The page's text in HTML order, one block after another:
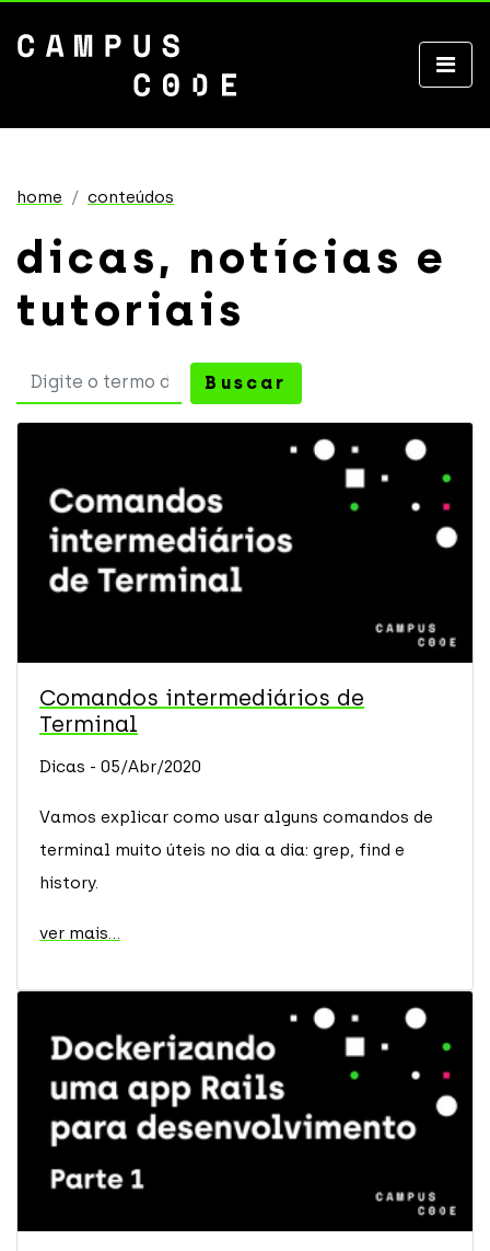
home conteúdos
dicas, notícias e
tutoriais
Buscar
Comandos intermediários de
Terminal
Dicas - 05/Abr/2020
Vamos explicar como usar alguns comandos de
terminal muito úteis no dia a dia: grep, find e
history.
ver mais...